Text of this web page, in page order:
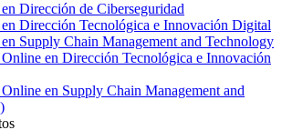
Dirección de Ciberseguridad
Dirección Tecnológica e Innovación Digital
Supply Chain Management and Technology
en Dirección Tecnológica e Innovación
en Supply Chain Management and